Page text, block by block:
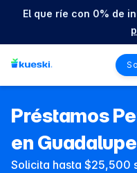
El que ríe con 0% de
Préstamos
en
Solicita hasta $25,500